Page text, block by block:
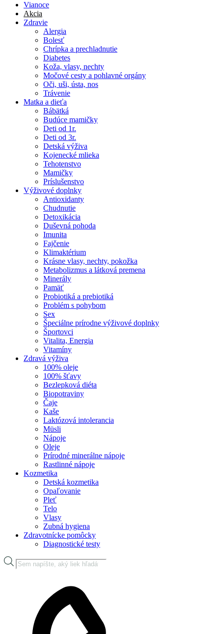
Vianoce
Akcia
Zdravie
Alergia
Bolesť
Chrípka a prechladnutie
Diabetes
Koža, vlasy, nechty
Močové cesty a pohlavné orgány
Oči, uši, ústa, nos
Trávenie
Matka a dieťa
Bábätká
Budúce mamičky
Deti od 1r.
Deti od 3r.
Detská výživa
Kojenecké mlieka
Tehotenstvo
Mamičky
Príslušenstvo
Výživové doplnky
Antioxidanty
Chudnutie
Detoxikácia
Duševná pohoda
Imunita
Fajčenie
Klimaktérium
Krásne vlasy, nechty, pokožka
Metabolizmus a látková premena
Minerály
Pamäť
Probiotiká a prebiotiká
Problém s pohybom
Sex
Špeciálne prírodne výživové doplnky
Športovci
Vitalita, Energia
Vitamíny
Zdravá výživa
100% oleje
100% šťavy
Bezlepková diéta
Biopotraviny
Čaje
Kaše
Laktózová intolerancia
Müsli
Nápoje
Oleje
Prírodné minerálne nápoje
Rastlinné nápoje
Kozmetika
Detská kozmetika
Opaľovanie
Pleť
Telo
Vlasy
Zubná hygiena
Zdravotnícke pomôcky
Diagnostické testy
Products
search